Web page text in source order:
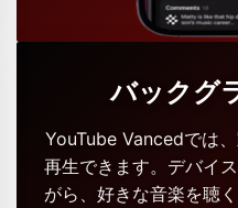
バックグ
YouTube Vancedでは
再生できます。デバイ
がら、好きな音楽を聴